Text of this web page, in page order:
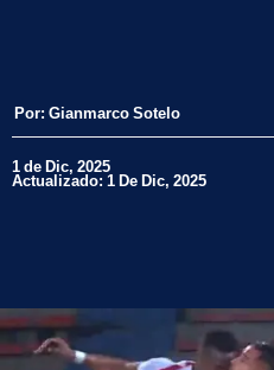
Por: Gianmarco Sotelo
1 de Dic, 2025
Actualizado: 1 De Dic, 2025